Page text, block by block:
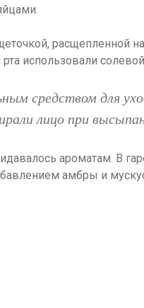
расщепленной
использовали
средством для
лицо при
ароматам. В
амбры и